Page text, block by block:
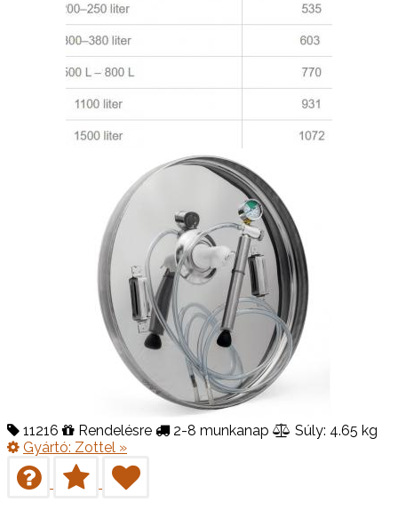
11216 Rendelésre 2-8 munkanap
Súly: 4.65 kg
Gyártó: Zottel »